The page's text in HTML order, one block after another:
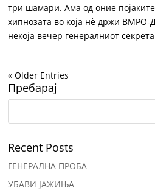
три шамари. Ама од оние
хипнозата во која нè држи
некоја вечер генералниот
« Older Entries
Пребарај
Recent Posts
ГЕНЕРАЛНА ПРОБА
УБАВИ ЈАЖИЊА